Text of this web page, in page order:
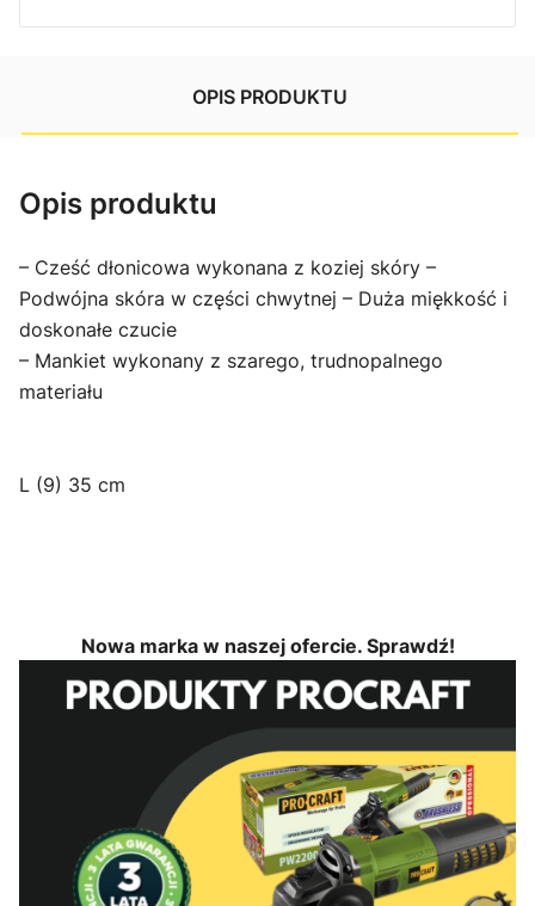
OPIS PRODUKTU
Opis produktu
– Cześć dłonicowa wykonana z koziej skóry –
Podwójna skóra w części chwytnej – Duża miękkość i
doskonałe czucie
– Mankiet wykonany z szarego, trudnopalnego
materiału
L (9) 35 cm
Nowa marka w naszej ofercie. Sprawdź!